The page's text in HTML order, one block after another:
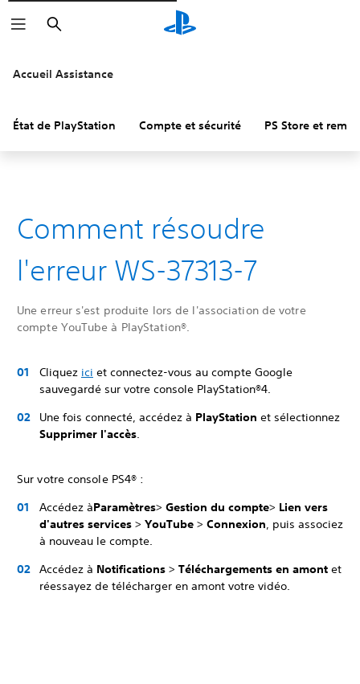
Rechercher
Accueil Assistance
État de PlayStation Compte et sécurité PS Store et
Comment résoudre
l'erreur WS-37313-7
Une erreur s'est produite lors de l'association de votre
compte YouTube à PlayStation®.
Cliquez ici et connectez-vous au compte Google
sauvegardé sur votre console PlayStation®4.
Une fois connecté, accédez à PlayStation et sélectionnez
Supprimer l'accès.
Sur votre console PS4® :
Accédez àParamètres> Gestion du compte> Lien vers
d'autres services > YouTube > Connexion, puis associez
à nouveau le compte.
Accédez à Notifications > Téléchargements en amont et
réessayez de télécharger en amont votre vidéo.